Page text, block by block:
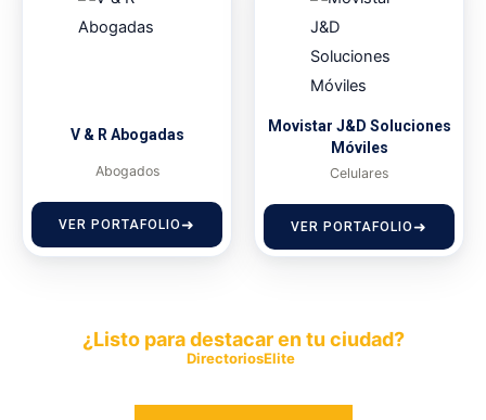
V & R Abogadas
Abogados
VER PORTAFOLIO
Movistar J&D Soluciones
Móviles
Celulares
VER PORTAFOLIO
¿Listo para destacar en tu ciudad?
DirectoriosElite